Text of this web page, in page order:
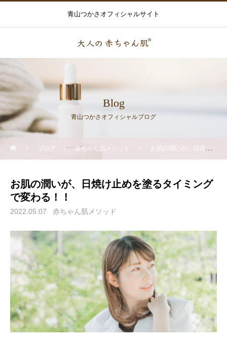
青山つかさオフィシャルサイト
Blog
青山つかさオフィシャルブログ
ブログ 赤ちゃん肌メソッド お肌の潤いが、日焼け止めを塗るタイミングで変わる！！
お肌の潤いが、日焼け止めを塗るタイミング
で変わる！！
2022.05.07 赤ちゃん肌メソッド